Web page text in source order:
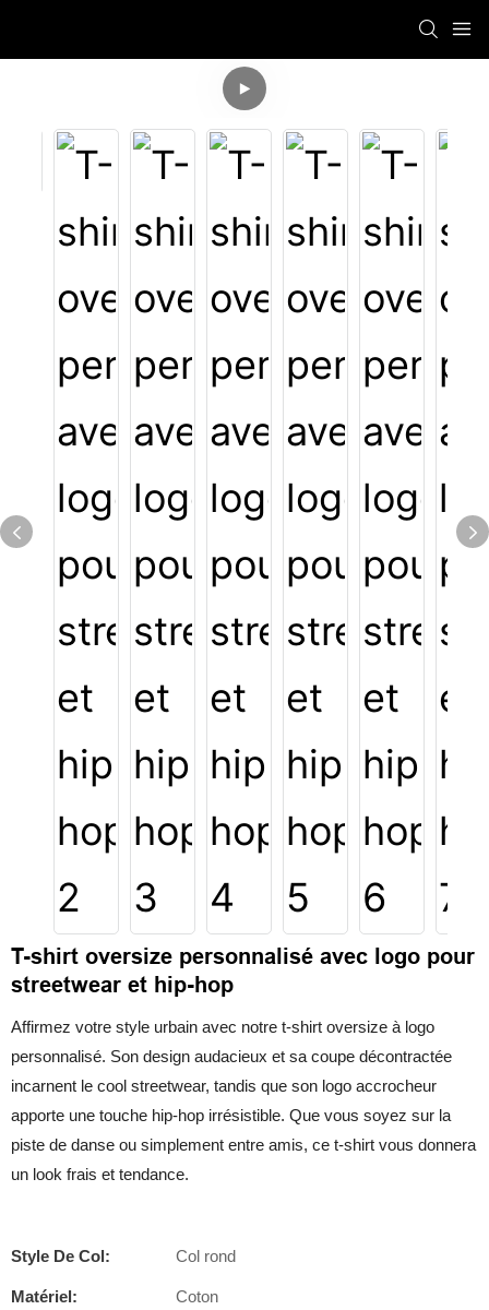
T-shirt oversize personnalisé avec logo pour
streetwear et hip-hop
Affirmez votre style urbain avec notre t-shirt oversize à logo
personnalisé. Son design audacieux et sa coupe décontractée
incarnent le cool streetwear, tandis que son logo accrocheur
apporte une touche hip-hop irrésistible. Que vous soyez sur la
piste de danse ou simplement entre amis, ce t-shirt vous donnera
un look frais et tendance.
Style De Col: Col rond
Matériel: Coton